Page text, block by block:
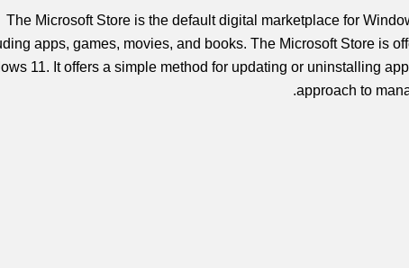
The Microsoft Store is the default digital marketplace for
apps, games, movies, and books. The Microsoft Store is
11. It offers a simple method for updating or uninstalling
approach to